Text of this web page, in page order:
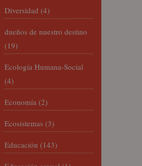
Diversidad (4)
dueños de nuestro destino
(19)
Ecología Humana-Social
(4)
Economía (2)
Ecosistemas (3)
Educación (143)